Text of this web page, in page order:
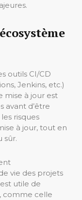
outils CI/CD
Jenkins, etc.)
mise à jour est
avant d’être
risques
à jour, tout en
sûr.
vie des projets
utile de
comme celle